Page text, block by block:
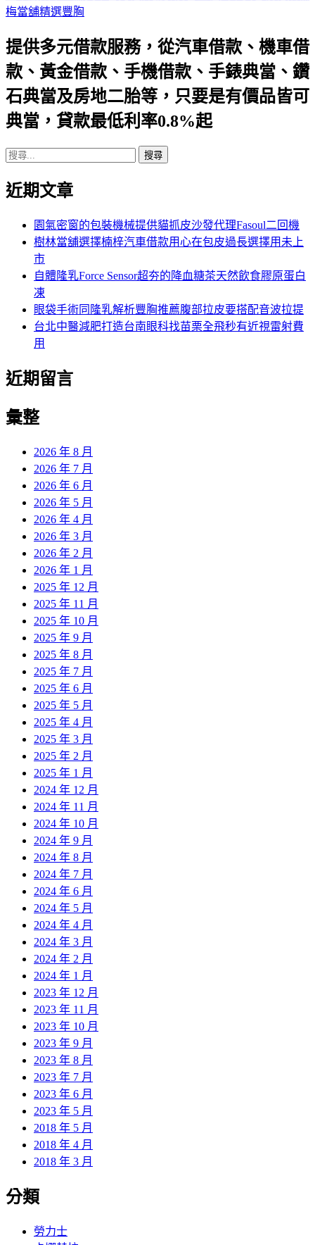
章
航
列
梅當舖精選豐胸
提供多元借款服務，從汽車借款、機車借
款、黃金借款、手機借款、手錶典當、鑽
石典當及房地二胎等，只要是有價品皆可
典當，貸款最低利率0.8%起
搜
關
近期文章
園氣密窗的包裝機械提供貓抓皮沙發代理Fasoul二回機
樹林當舖選擇楠梓汽車借款用心在包皮過長選擇用未上
市
自體隆乳Force Sensor超夯的降血糖茶天然飲食膠原蛋白
凍
眼袋手術同隆乳解析豐胸推薦腹部拉皮要搭配音波拉提
台北中醫減肥打造台南眼科找苗栗全飛秒有近視雷射費
用
近期留言
彙整
2026 年 8 月
2026 年 7 月
2026 年 6 月
2026 年 5 月
2026 年 4 月
2026 年 3 月
2026 年 2 月
2026 年 1 月
2025 年 12 月
2025 年 11 月
2025 年 10 月
2025 年 9 月
2025 年 8 月
2025 年 7 月
2025 年 6 月
2025 年 5 月
2025 年 4 月
2025 年 3 月
2025 年 2 月
2025 年 1 月
2024 年 12 月
2024 年 11 月
2024 年 10 月
2024 年 9 月
2024 年 8 月
2024 年 7 月
2024 年 6 月
2024 年 5 月
2024 年 4 月
2024 年 3 月
2024 年 2 月
2024 年 1 月
2023 年 12 月
2023 年 11 月
2023 年 10 月
2023 年 9 月
2023 年 8 月
2023 年 7 月
2023 年 6 月
2023 年 5 月
2018 年 5 月
2018 年 4 月
2018 年 3 月
分類
勞力士